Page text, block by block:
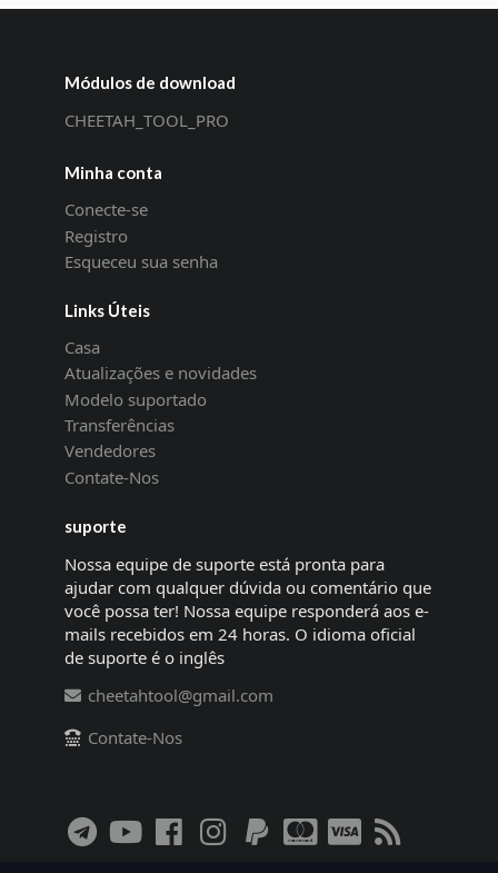
Módulos de download
CHEETAH_TOOL_PRO
Minha conta
Conecte-se
Registro
Esqueceu sua senha
Links Úteis
Casa
Atualizações e novidades
Modelo suportado
Transferências
Vendedores
Contate-Nos
suporte
Nossa equipe de suporte está pronta para
ajudar com qualquer dúvida ou comentário que
você possa ter! Nossa equipe responderá aos e-
mails recebidos em 24 horas. O idioma oficial
de suporte é o inglês
cheetahtool@gmail.com
Contate-Nos